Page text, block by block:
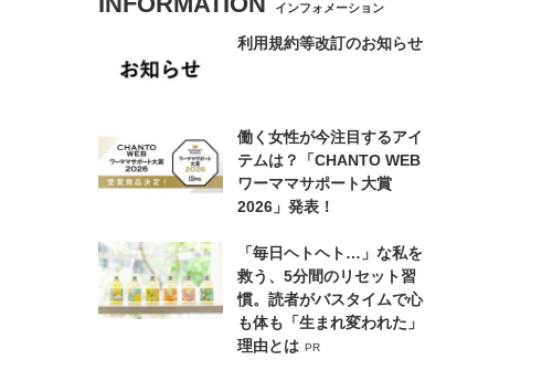
インフォメーション
利用規約等改訂のお知らせ
働く女性が今注目するアイ
テムは？「CHANTO WEB
ワーママサポート大賞
2026」発表！
「毎日ヘトヘト…」な私を
救う、5分間のリセット習
慣。読者がバスタイムで心
も体も「生まれ変われた」
理由とは PR